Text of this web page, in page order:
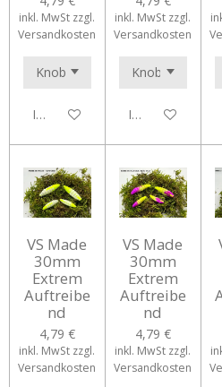
inkl. MwSt zzgl.
Versandkosten
In den Warenkorb
inkl. MwSt zzgl.
Versandkosten
In den
VS Made
30mm
Extrem
Auftreibe
nd
4,79 €
inkl. MwSt zzgl.
Versandkosten
VS Made
30mm
Extrem
Auftreibe
nd
4,79 €
inkl. MwSt zzgl.
Versandkosten